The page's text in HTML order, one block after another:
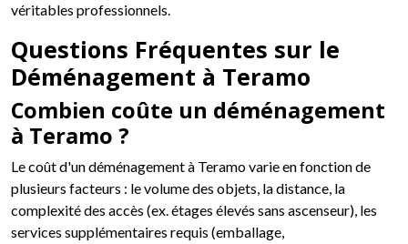
véritables professionnels.
Questions Fréquentes sur le
Déménagement à Teramo
Combien coûte un déménagement
à Teramo ?
Le coût d'un déménagement à Teramo varie en fonction de
plusieurs facteurs : le volume des objets, la distance, la
complexité des accès (ex. étages élevés sans ascenseur), les
services supplémentaires requis (emballage,